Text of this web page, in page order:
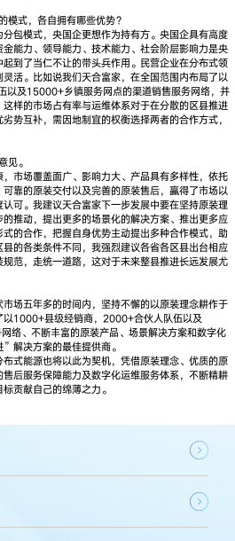
模式，各自拥有哪些优势？
包模式，央国企更想作为持有方。央国企具有高度
能力、领导能力、技术能力、社会阶层影响力是央
到了当仁不让的带头兵作用。民营企业在分布式领
活。比如说我们天合富家，在全国范围内布局了以
及15000+乡镇服务网点的渠道销售服务网络，并
样的市场占有率与运维体系对于在分散的区县推进
势互补，需因地制宜的权衡选择两者的合作方式，
见。
市场覆盖面广、影响力大、产品具有多样性，依托
靠的原装交付以及完善的原装售后，赢得了市场以
可。我建议天合富家下一步发展中要在坚持原装理
推动，提出更多的场景化的解决方案、推出更多应
的合作，把握自身优势主动提出多种合作模式，助
的各类条件不同，我强烈建议各省各区县出台相应
范，走统一道路，这对于未来整县推进长远发展尤
场五年多的时间内，坚持不懈的以原装理念耕作于
以1000+县级经销商，2000+合伙人队伍以及
络、不断丰富的原装产品、场景解决方案和数字化
解决方案的最佳提供商。
式能源也将以此为契机，凭借原装理念、优质的原
后服务保障能力及数字化运维服务体系，不断精耕
贡献自己的绵薄之力。